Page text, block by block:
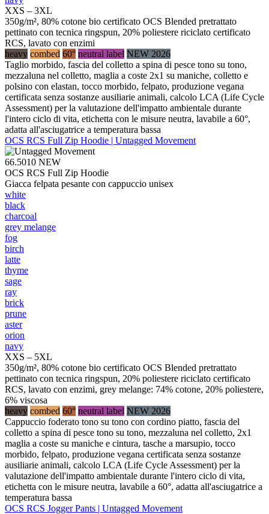
XXS – 3XL
350g/m², 80% cotone bio certificato OCS Blended pretrattato
pettinato con tecnica ringspun, 20% poliestere riciclato certificato
RCS, lavato con enzimi
heavy combed 60° neutral label NEW 2026
Taglio morbido, fascia del colletto a spina di pesce tono su tono,
mezzaluna nel colletto, maglia a coste 2x1 su maniche, colletto e
polsino con elastan, tocco morbido, felpato, produzione vegana
certificata senza sostanze ausiliarie animali, calcolo LCA (Life Cycle
Assessment) per la valutazione dell'impatto ambientale durante
l'intero ciclo di vita, etichetta con le misure neutra, lavabile a 60°,
adatta all'asciugatrice a temperatura bassa
OCS RCS Full Zip Hoodie | Untagged Movement
66.5010 NEW
OCS RCS Full Zip Hoodie
Giacca felpata pesante con cappuccio unisex
white
black
charcoal
grey melange
fog
birch
latte
thyme
sage
ray
brick
prune
aster
orion
navy
XXS – 5XL
350g/m², 80% cotone bio certificato OCS Blended pretrattato
pettinato con tecnica ringspun, 20% poliestere riciclato certificato
RCS, lavato con enzimi, grey melange: 74% cotone, 20% poliestere,
6% viscosa
heavy combed 60° neutral label NEW 2026
Cappuccio foderato tono su tono con cordino piatto, fascia del
colletto a spina di pesce tono su tono, mezzaluna nel colletto, 2x1
maglia a coste su maniche e cintura, tasche a marsupio, tocco
morbido, felpato, produzione vegana certificata senza sostanze
ausiliarie animali, calcolo LCA (Life Cycle Assessment) per la
valutazione dell'impatto ambientale durante l'intero ciclo di vita,
etichetta con le misure neutra, lavabile a 60°, adatta all'asciugatrice a
temperatura bassa
OCS RCS Jogger Pants | Untagged Movement